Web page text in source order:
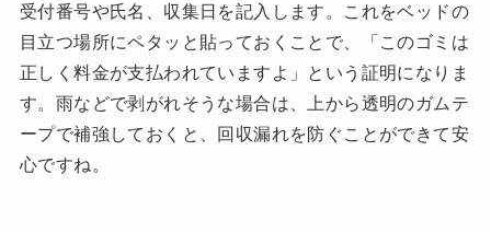
受付番号や氏名、収集日を記入します。これをベッドの
目立つ場所にペタッと貼っておくことで、「このゴミは
正しく料金が支払われていますよ」という証明になりま
す。雨などで剥がれそうな場合は、上から透明のガムテ
ープで補強しておくと、回収漏れを防ぐことができて安
心ですね。